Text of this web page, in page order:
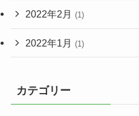
2022年2月 (1)
2022年1月 (1)
カテゴリー